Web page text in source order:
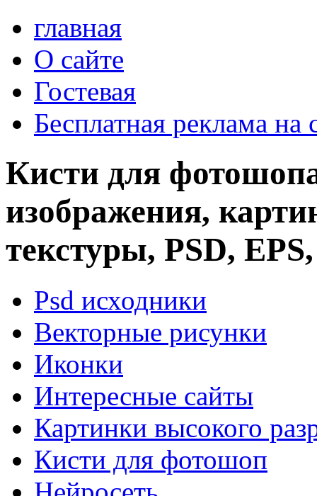
главная
О сайте
Гостевая
Бесплатная реклама на
Кисти для
изображения,
текстуры, PSD,
Psd исходники
Векторные рисунки
Иконки
Интересные сайты
Картинки высокого
Кисти для фотошоп